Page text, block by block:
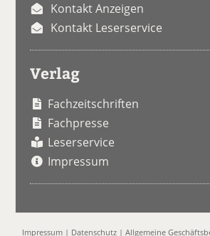
Kontakt Anzeigen
Kontakt Leserservice
Verlag
Fachzeitschriften
Fachpresse
Leserservice
Impressum
Impressum | Datenschutz |Allgemeine